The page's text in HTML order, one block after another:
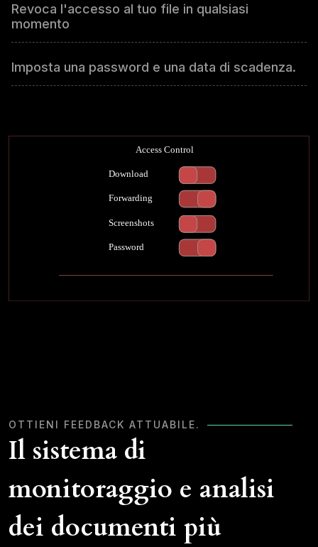
Revoca l'accesso al tuo file in qualsiasi
momento
Imposta una password e una data di scadenza.
OTTIENI FEEDBACK ATTUABILE.
Il sistema di
monitoraggio e analisi
dei documenti più